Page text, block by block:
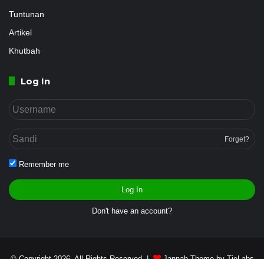
Tuntunan
Artikel
Khutbah
Log In
Forget?
Remember me
Log In
Don't have an account?